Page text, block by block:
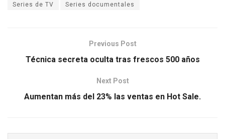
Series de TV Series documentales
Previous Post
Técnica secreta oculta tras frescos 500 años
Next Post
Aumentan más del 23% las ventas en Hot Sale.